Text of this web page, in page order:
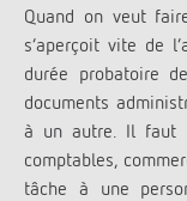
Quand on veut
s’aperçoit vite de
durée probatoire
documents
à un autre. Il faut
comptables,
tâche à une